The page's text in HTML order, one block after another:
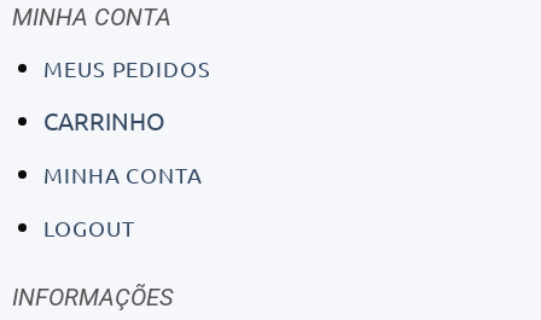
MINHA CONTA
MEUS PEDIDOS
CARRINHO
MINHA CONTA
LOGOUT
INFORMAÇÕES